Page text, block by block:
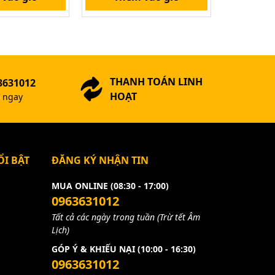
THANH TOÁN LINH
HOẠT
BẬT
ĐĂNG KÝ NHẬN TIN
MUA ONLINE (08:30 - 17:00)
0963631012
Tất cả các ngày trong tuần (Trừ tết Âm
Lịch)
GÓP Ý & KHIẾU NẠI (10:00 - 16:30)
0963631012